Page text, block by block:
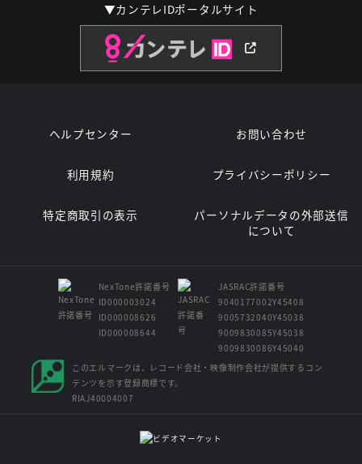
▼カンテレIDポータルサイト
ヘルプセンター お問い合わせ
利用規約 プライバシーポリシー
特定商取引の表示
パーソナルデータの外部送信
について
NexTone許諾番号
ID000003024
ID000008626
ID000008644
JASRAC許諾番号
9040177002Y45408
9005732040Y45038
9009830085Y45038
9009830086Y45040
このエルマークは、レコード会社・映像制作会社が提供するコン
テンツを示す登録商標です。
RIAJ40004007